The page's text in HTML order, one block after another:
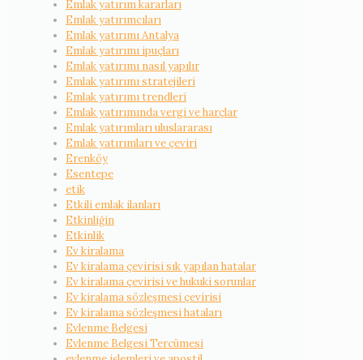
Emlak yatırım kararları
Emlak yatırımcıları
Emlak yatırımı Antalya
Emlak yatırımı ipuçları
Emlak yatırımı nasıl yapılır
Emlak yatırımı stratejileri
Emlak yatırımı trendleri
Emlak yatırımında vergi ve harçlar
Emlak yatırımları uluslararası
Emlak yatırımları ve çeviri
Erenköy
Esentepe
etik
Etkili emlak ilanları
Etkinliğin
Etkinlik
Ev kiralama
Ev kiralama çevirisi sık yapılan hatalar
Ev kiralama çevirisi ve hukuki sorunlar
Ev kiralama sözleşmesi çevirisi
Ev kiralama sözleşmesi hataları
Evlenme Belgesi
Evlenme Belgesi Tercümesi